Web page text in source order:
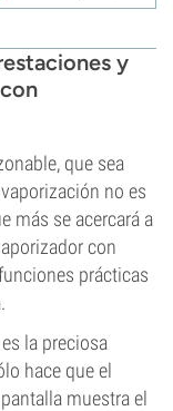
y
que sea
no es
más se acercará a
con
prácticas
la preciosa
hace que el
muestra el